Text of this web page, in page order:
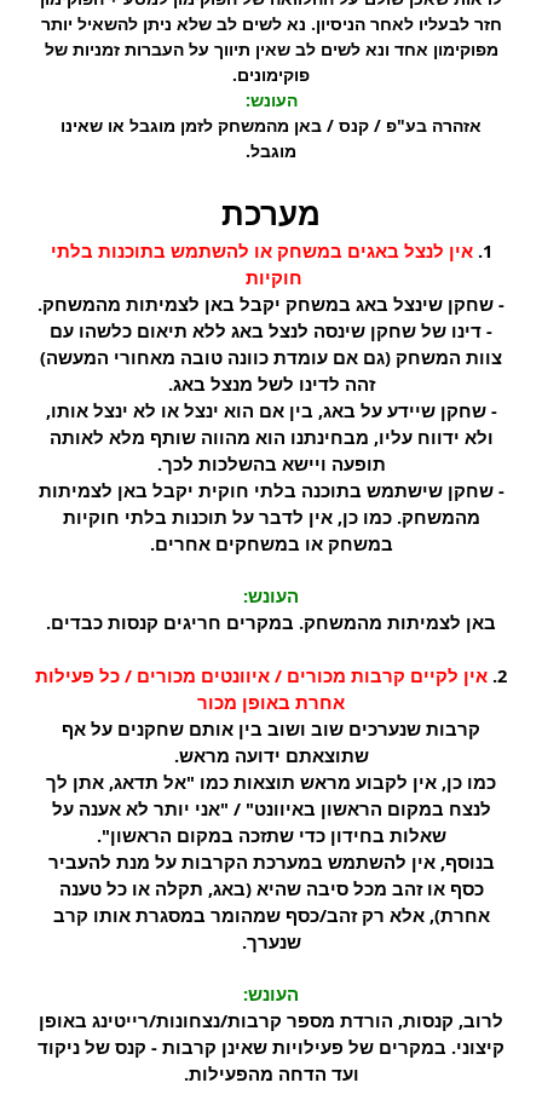
חזר לבעליו לאחר הניסיון. נא לשים לב שלא ניתן להשאיל יותר
מפוקימון אחד ונא לשים לב שאין תיווך על העברות זמניות של
פוקימונים.
העונש:
אזהרה בע"פ / קנס / באן מהמשחק לזמן מוגבל או שאינו
מוגבל.
מערכת
1. אין לנצל באגים במשחק או להשתמש בתוכנות בלתי
חוקיות
- שחקן שינצל באג במשחק יקבל באן לצמיתות מהמשחק.
- דינו של שחקן שינסה לנצל באג ללא תיאום כלשהו עם
צוות המשחק (גם אם עומדת כוונה טובה מאחורי המעשה)
זהה לדינו לשל מנצל באג.
- שחקן שיידע על באג, בין אם הוא ינצל או לא ינצל אותו,
ולא ידווח עליו, מבחינתנו הוא מהווה שותף מלא לאותה
תופעה ויישא בהשלכות לכך.
- שחקן שישתמש בתוכנה בלתי חוקית יקבל באן לצמיתות
מהמשחק. כמו כן, אין לדבר על תוכנות בלתי חוקיות
במשחק או במשחקים אחרים.
העונש:
באן לצמיתות מהמשחק. במקרים חריגים קנסות כבדים.
2. אין לקיים קרבות מכורים / איוונטים מכורים / כל פעילות
אחרת באופן מכור
קרבות שנערכים שוב ושוב בין אותם שחקנים על אף
שתוצאתם ידועה מראש.
כמו כן, אין לקבוע מראש תוצאות כמו "אל תדאג, אתן לך
לנצח במקום הראשון באיוונט" / "אני יותר לא אענה על
שאלות בחידון כדי שתזכה במקום הראשון".
בנוסף, אין להשתמש במערכת הקרבות על מנת להעביר
כסף או זהב מכל סיבה שהיא (באג, תקלה או כל טענה
אחרת), אלא רק זהב/כסף שמהומר במסגרת אותו קרב
שנערך.
העונש:
לרוב, קנסות, הורדת מספר קרבות/נצחונות/רייטינג באופן
קיצוני. במקרים של פעילויות שאינן קרבות - קנס של ניקוד
ועד הדחה מהפעילות.